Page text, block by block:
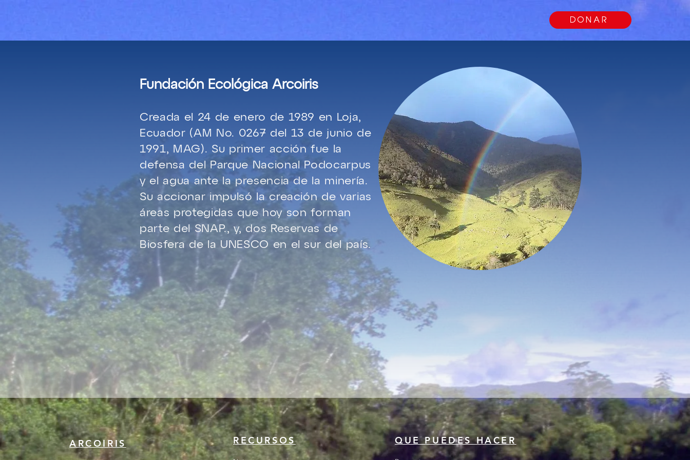
DONAR
Fundación Ecológica Arcoiris
Creada el 24 de enero de 1989 en Loja,
Ecuador (AM No. 0267 del 13 de junio de
1991, MAG). Su primer acción fue la
defensa del Parque Nacional Podocarpus
y el agua ante la presencia de la minería.
Su accionar impulsó la creación de varias
áreas protegidas que hoy son forman
parte del SNAP., y, dos Reservas de
Biosfera de la UNESCO en el sur del país.
ARCOIRIS RECURSOS QUE PUEDES HACER